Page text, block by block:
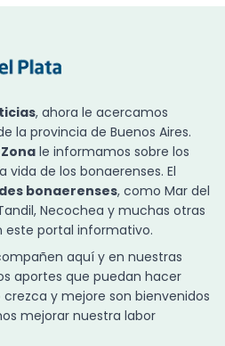
, ahora le acercamos
la provincia de Buenos Aires.
le informamos sobre los
de los bonaerenses. El
bonaerenses, como Mar del
Necochea y muchas otras
este portal informativo.
aquí y en nuestras
aportes que puedan hacer
y mejore son bienvenidos
mejorar nuestra labor